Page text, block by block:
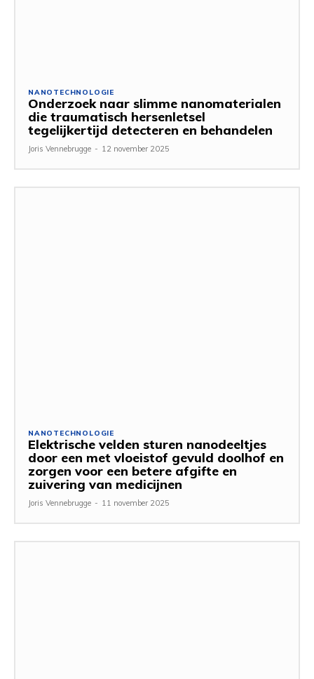
NANOTECHNOLOGIE
Onderzoek naar slimme nanomaterialen
die traumatisch hersenletsel
tegelijkertijd detecteren en behandelen
Joris Vennebrugge - 12 november 2025
NANOTECHNOLOGIE
Elektrische velden sturen nanodeeltjes
door een met vloeistof gevuld doolhof en
zorgen voor een betere afgifte en
zuivering van medicijnen
Joris Vennebrugge - 11 november 2025